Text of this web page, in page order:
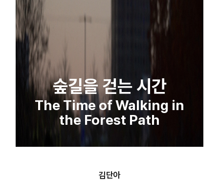
숲길을 걷는 시간
The Time of Walking in
the Forest Path
김단아